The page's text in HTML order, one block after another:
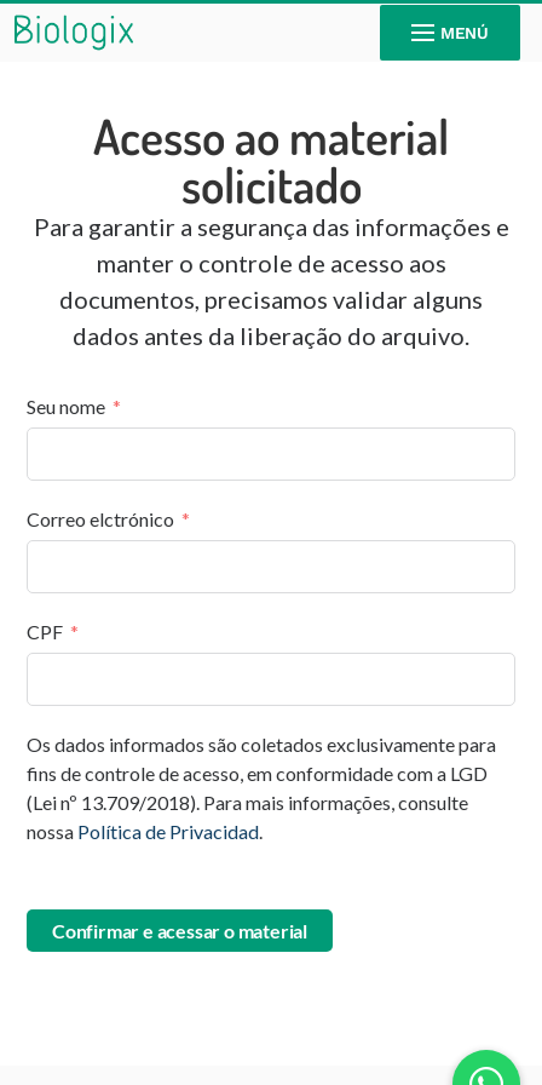
MENÚ
Acesso ao material
solicitado
Para garantir a segurança das informações e
manter o controle de acesso aos
documentos, precisamos validar alguns
dados antes da liberação do arquivo.
Seu nome
Correo elctrónico
CPF
Os dados informados são coletados exclusivamente para
fins de controle de acesso, em conformidade com a LGD
(Lei nº 13.709/2018). Para mais informações, consulte
nossa Política de Privacidad.
Confirmar e acessar o material